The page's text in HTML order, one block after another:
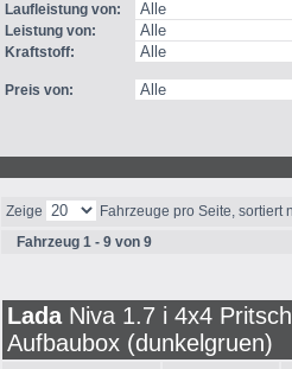
Laufleistung von:
Leistung von:
Kraftstoff:
Preis von:
Zeige Fahrzeuge pro Seite, sortiert
Fahrzeug 1 - 9 von 9
LadaNiva 1.7 i 4x4
Aufbaubox (dunkelgruen)